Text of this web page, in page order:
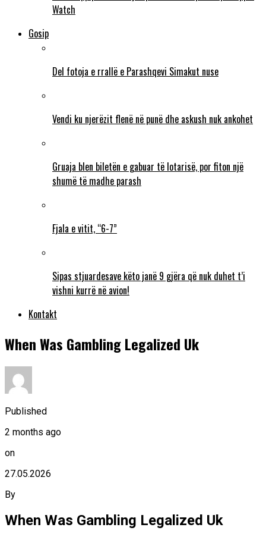
Watch
Gosip
Del fotoja e rrallë e Parashqevi Simakut nuse
Vendi ku njerëzit flenë në punë dhe askush nuk ankohet
Gruaja blen biletën e gabuar të lotarisë, por fiton një
shumë të madhe parash
Fjala e vitit, “6-7”
Sipas stjuardesave këto janë 9 gjëra që nuk duhet t’i
vishni kurrë në avion!
Kontakt
When Was Gambling Legalized Uk
Published
2 months ago
on
27.05.2026
By
When Was Gambling Legalized Uk